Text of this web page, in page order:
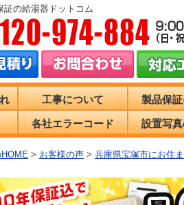
証の給湯器ドットコム
工事について 製品保
各社エラーコード 設置写
> お客様の声 > 兵庫県宝塚市にお住